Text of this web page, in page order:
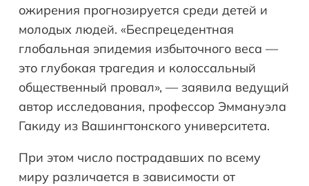
ожирения прогнозируется среди детей и
молодых людей. «Беспрецедентная
глобальная эпидемия избыточного веса —
это глубокая трагедия и колоссальный
общественный провал», — заявила ведущий
автор исследования, профессор Эммануэла
Гакиду из Вашингтонского университета.
При этом число пострадавших по всему
миру различается в зависимости от